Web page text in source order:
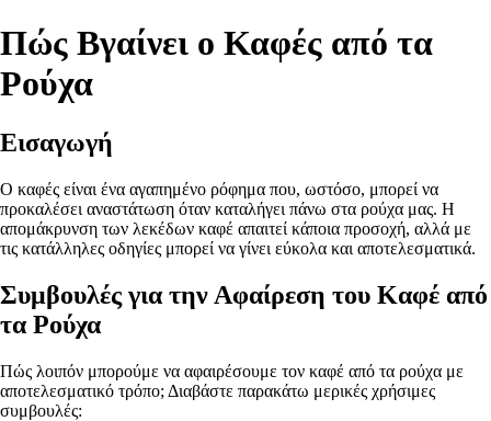
Πώς Βγαίνει ο Καφές από τα
Ρούχα
Εισαγωγή
Ο καφές είναι ένα αγαπημένο ρόφημα που, ωστόσο, μπορεί να
προκαλέσει αναστάτωση όταν καταλήγει πάνω στα ρούχα μας. Η
απομάκρυνση των λεκέδων καφέ απαιτεί κάποια προσοχή, αλλά με
τις κατάλληλες οδηγίες μπορεί να γίνει εύκολα και αποτελεσματικά.
Συμβουλές για την Αφαίρεση του Καφέ από
τα Ρούχα
Πώς λοιπόν μπορούμε να αφαιρέσουμε τον καφέ από τα ρούχα με
αποτελεσματικό τρόπο; Διαβάστε παρακάτω μερικές χρήσιμες
συμβουλές: